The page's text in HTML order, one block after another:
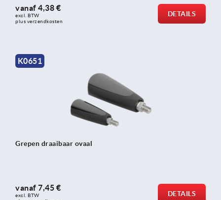
vanaf 4,38 €
excl. BTW
plus verzendkosten
DETAILS
K0651
Grepen draaibaar ovaal
vanaf 7,45 €
excl. BTW
DETAILS